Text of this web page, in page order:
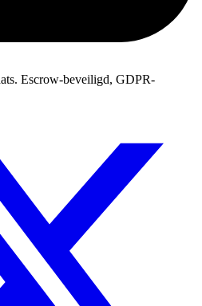
Escrow-beveiligd, GDPR-